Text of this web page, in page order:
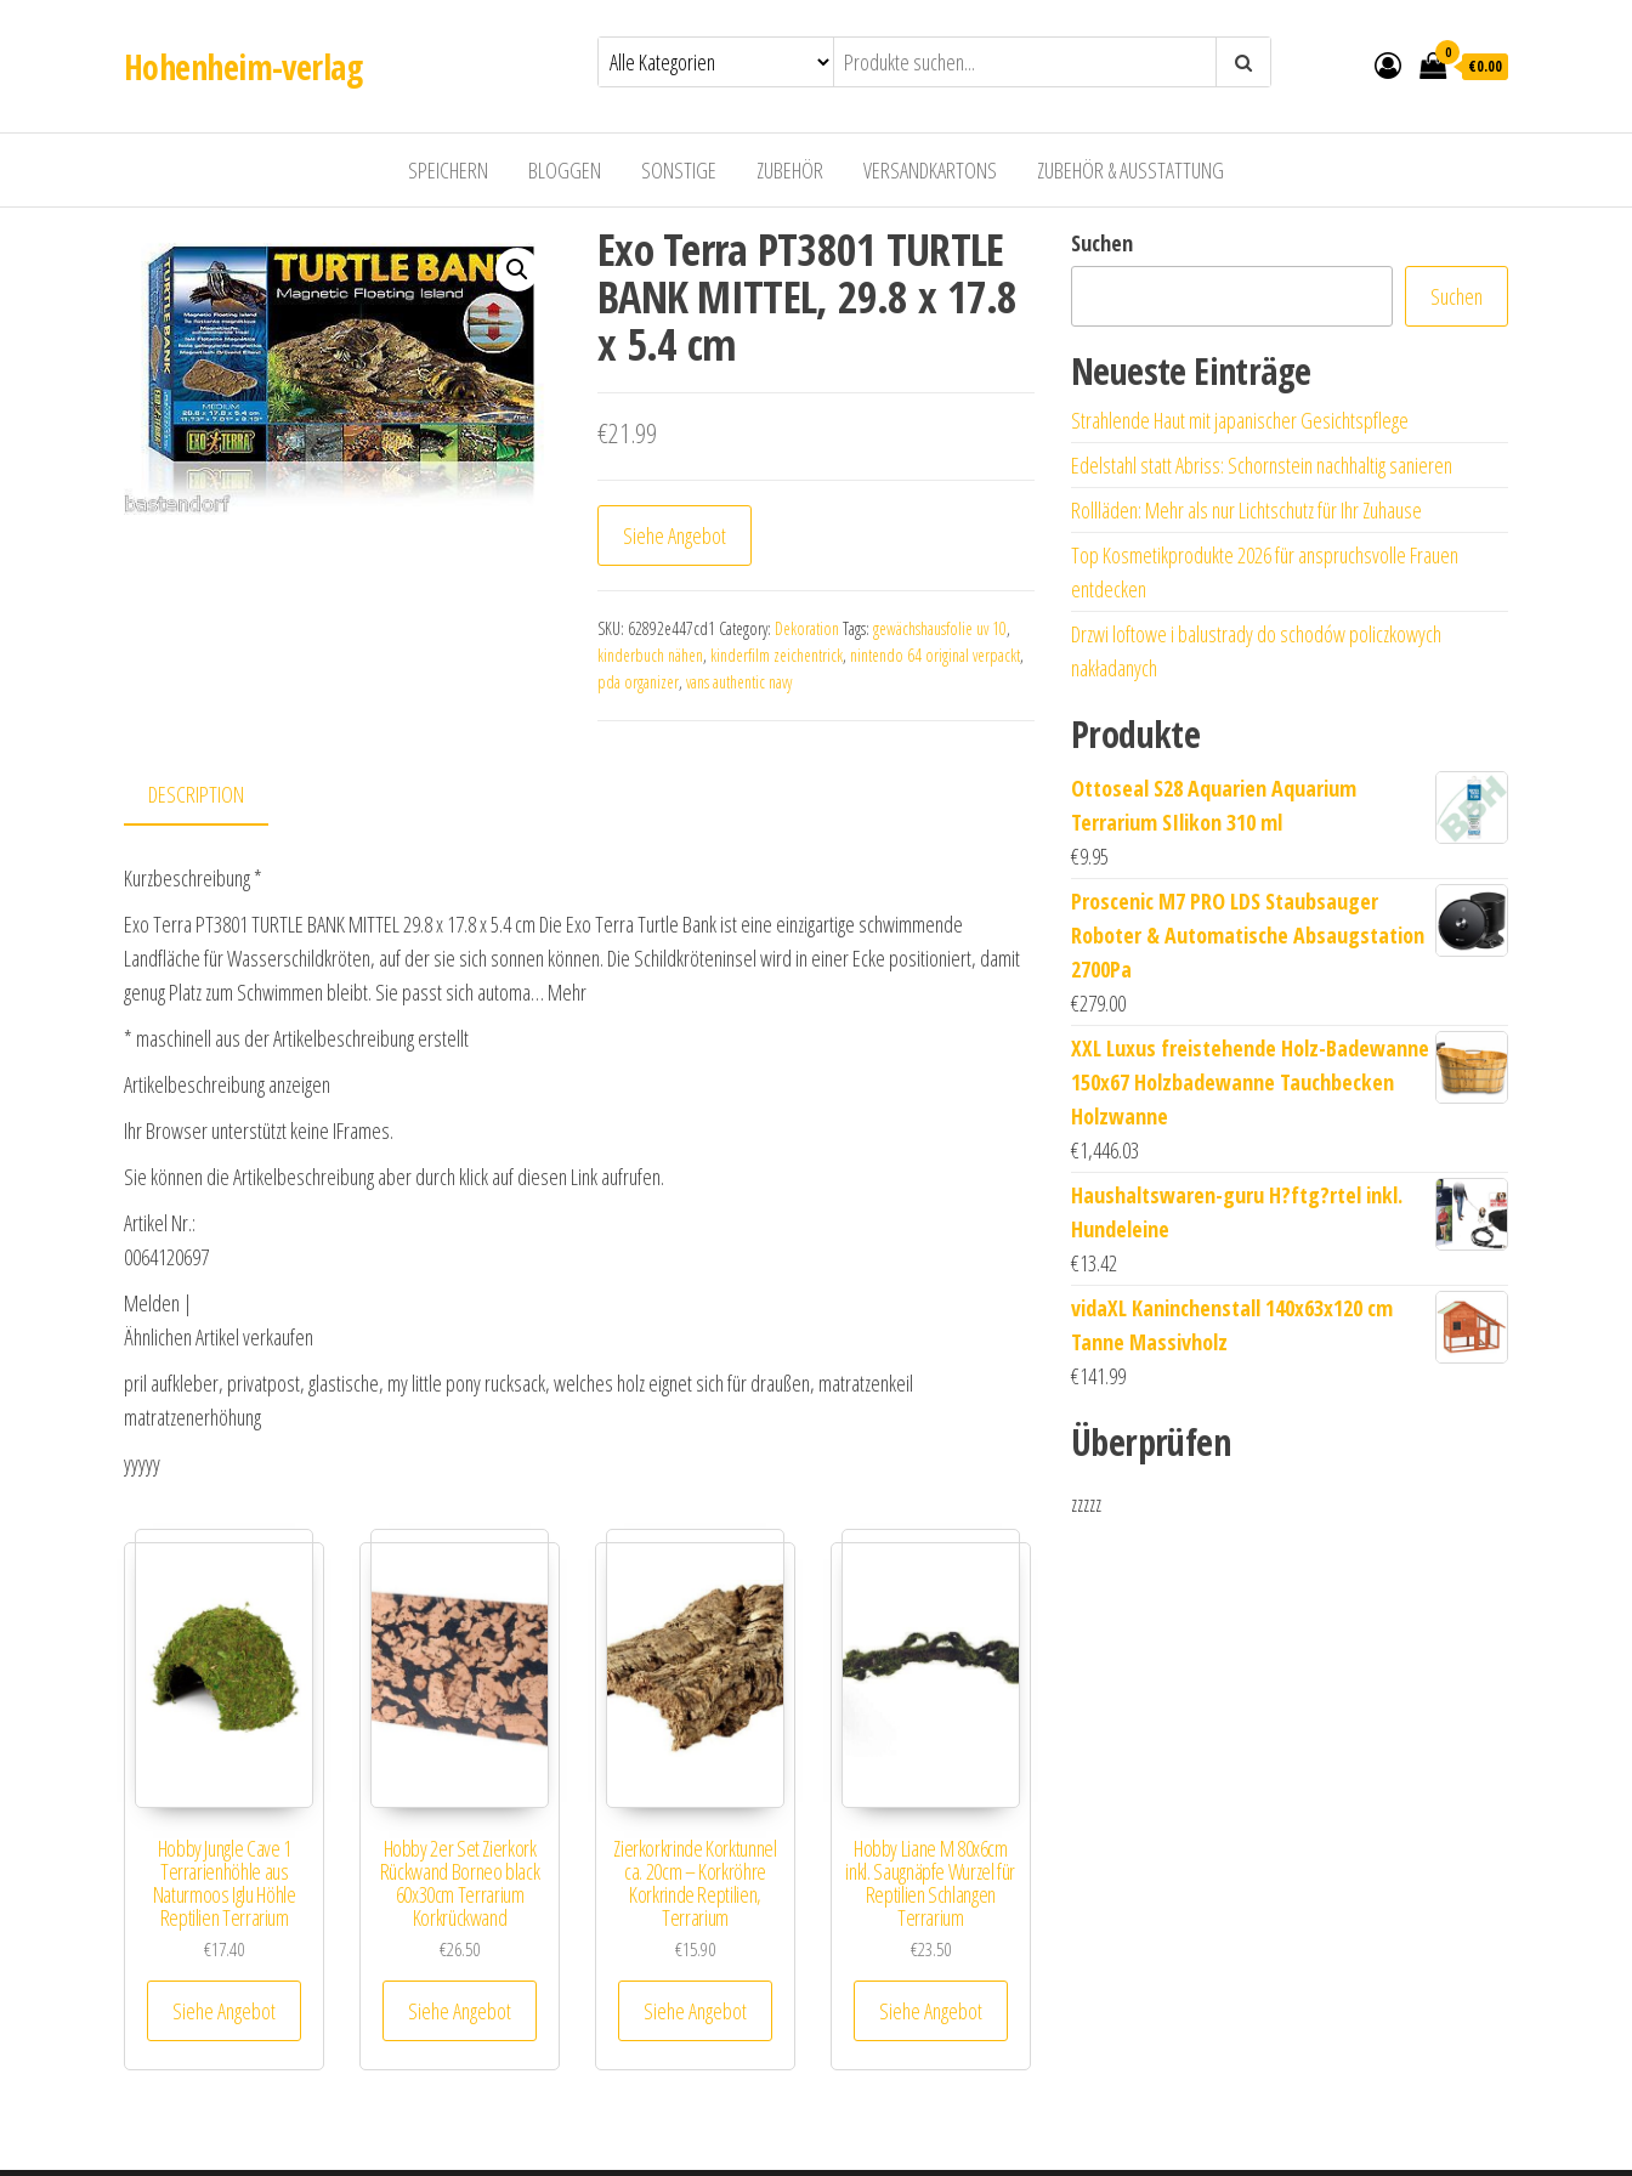
Hohenheim-verlag 0
€0.00
SPEICHERN BLOGGEN SONSTIGE ZUBEHÖR VERSANDKARTONS ZUBEHÖR & AUSSTATTUNG
Exo Terra PT3801 TURTLE
BANK MITTEL, 29.8 x 17.8
x 5.4 cm
€21.99
Siehe Angebot
SKU: 62892e447cd1 Category: Dekoration Tags: gewächshausfolie uv 10,
kinderbuch nähen, kinderfilm zeichentrick, nintendo 64 original verpackt,
pda organizer, vans authentic navy
DESCRIPTION
Kurzbeschreibung *
Exo Terra PT3801 TURTLE BANK MITTEL 29.8 x 17.8 x 5.4 cm Die Exo Terra Turtle Bank ist eine einzigartige schwimmende
Landfläche für Wasserschildkröten, auf der sie sich sonnen können. Die Schildkröteninsel wird in einer Ecke positioniert, damit
genug Platz zum Schwimmen bleibt. Sie passt sich automa… Mehr
* maschinell aus der Artikelbeschreibung erstellt
Artikelbeschreibung anzeigen
Ihr Browser unterstützt keine IFrames.
Sie können die Artikelbeschreibung aber durch klick auf diesen Link aufrufen.
Artikel Nr.:
0064120697
Melden |
Ähnlichen Artikel verkaufen
pril aufkleber, privatpost, glastische, my little pony rucksack, welches holz eignet sich für draußen, matratzenkeil
matratzenerhöhung
yyyyy
Hobby Jungle Cave 1
Terrarienhöhle aus
Naturmoos Iglu Höhle
Reptilien Terrarium
€17.40
Siehe Angebot
Hobby 2er Set Zierkork
Rückwand Borneo black
60x30cm Terrarium
Korkrückwand
€26.50
Siehe Angebot
Zierkorkrinde Korktunnel
ca. 20cm – Korkröhre
Korkrinde Reptilien,
Terrarium
€15.90
Siehe Angebot
Hobby Liane M 80x6cm
inkl. Saugnäpfe Wurzel für
Reptilien Schlangen
Terrarium
€23.50
Siehe Angebot
Suchen
Suchen
Neueste Einträge
Strahlende Haut mit japanischer Gesichtspflege
Edelstahl statt Abriss: Schornstein nachhaltig sanieren
Rollläden: Mehr als nur Lichtschutz für Ihr Zuhause
Top Kosmetikprodukte 2026 für anspruchsvolle Frauen
entdecken
Drzwi loftowe i balustrady do schodów policzkowych
nakładanych
Produkte
Ottoseal S28 Aquarien Aquarium
Terrarium SIlikon 310 ml
€9.95
Proscenic M7 PRO LDS Staubsauger
Roboter & Automatische Absaugstation
2700Pa
€279.00
XXL Luxus freistehende Holz-Badewanne
150x67 Holzbadewanne Tauchbecken
Holzwanne
€1,446.03
Haushaltswaren-guru H?ftg?rtel inkl.
Hundeleine
€13.42
vidaXL Kaninchenstall 140x63x120 cm
Tanne Massivholz
€141.99
Überprüfen
zzzzz